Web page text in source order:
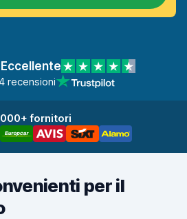
recensioni
fornitori
per il